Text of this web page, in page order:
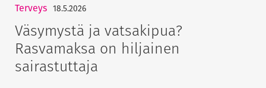
Terveys 18.5.2026
Väsymystä ja vatsakipua?
Rasvamaksa on hiljainen
sairastuttaja